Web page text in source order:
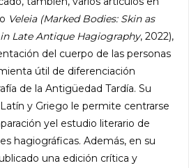
Veleia (Marked Bodies: Skin as
Late Antique Hagiography, 2022),
del cuerpo de las personas
útil de diferenciación
de la Antigüedad Tardía. Su
y Griego le permite centrarse
yel estudio literario de
hagiográficas. Además, en su
una edición crítica y